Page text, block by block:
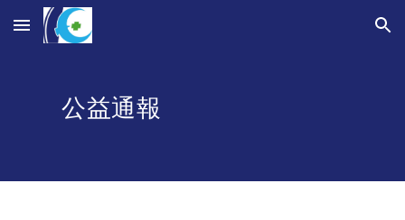
Skip to main content Skip to navigation
公益通報